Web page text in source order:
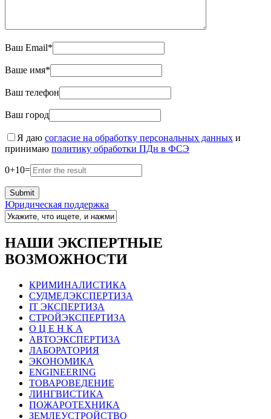
Ваш Email*
Ваше имя*
Ваш телефон
Ваш город
Я даю согласие на обработку персональных данных и
принимаю политику обработки ПДн в ФСЭ
0+10=
Юридическая поддержка
НАШИ ЭКСПЕРТНЫЕ
ВОЗМОЖНОСТИ
КРИМИНАЛИСТИКА
СУДМЕДЭКСПЕРТИЗА
IT ЭКСПЕРТИЗА
СТРОЙЭКСПЕРТИЗА
О Ц Е Н К А
АВТОЭКСПЕРТИЗА
ЛАБОРАТОРИЯ
ЭКОНОМИКА
ENGINEERING
ТОВАРОВЕДЕНИЕ
ЛИНГВИСТИКА
ПОЖАРОТЕХНИКА
ЗЕМЛЕУСТРОЙСТВО